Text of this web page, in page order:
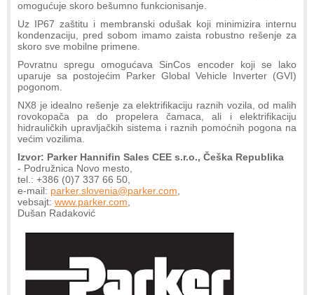
omogućuje skoro bešumno funkcionisanje.
Uz IP67 zaštitu i membranski odušak koji minimizira internu
kondenzaciju, pred sobom imamo zaista robustno rešenje za
skoro sve mobilne primene.
Povratnu spregu omogućava SinCos encoder koji se lako
uparuje sa postojećim Parker Global Vehicle Inverter (GVI)
pogonom.
NX8 je idealno rešenje za elektrifikaciju raznih vozila, od malih
rovokopača pa do propelera čamaca, ali i elektrifikaciju
hidrauličkih upravljačkih sistema i raznih pomoćnih pogona na
većim vozilima.
Izvor: Parker Hannifin Sales CEE s.r.o., Češka Republika
- Podružnica Novo mesto,
tel.: +386 (0)7 337 66 50,
e-mail: parker.slovenia@parker.com
vebsajt: www.parker.com
Dušan Radaković